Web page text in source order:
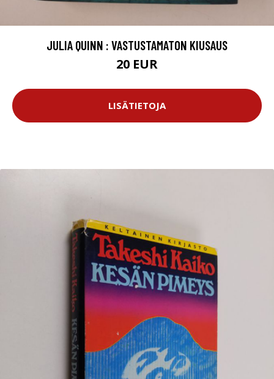
JULIA QUINN : VASTUSTAMATON KIUSAUS
20 EUR
LISÄTIETOJA